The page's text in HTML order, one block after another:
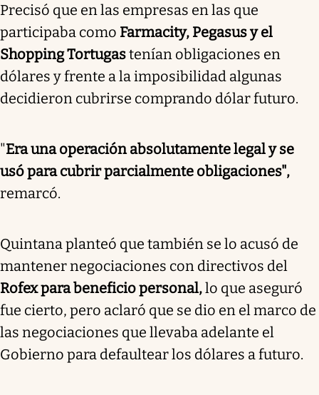
Precisó que en las empresas en las que
participaba como Farmacity, Pegasus y el
Shopping Tortugastenían obligaciones en
dólares y frente a la imposibilidad algunas
decidieron cubrirse comprando dólar futuro.
"Era una operación absolutamente legal y se
usó para cubrir parcialmente obligaciones",
remarcó.
Quintana planteó que también se lo acusó de
mantener negociaciones con directivos del
Rofex para beneficio personal,lo que aseguró
fue cierto, pero aclaró que se dio en el marco de
las negociaciones que llevaba adelante el
Gobierno para defaultear los dólares a futuro.